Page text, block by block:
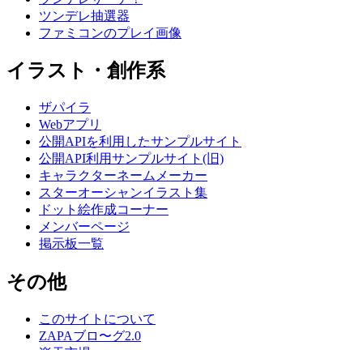
ツンデレ抽選器
ファミコンのプレイ画像
イラスト・創作系
ザパイラ
Webアプリ
公開APIを利用したサンプルサイト
公開API利用サンプルサイト(旧)
キャラクターネームメーカー
スターオーシャンイラスト集
ドット絵作成コーナー
メンバーページ
掲示板一覧
その他
このサイトについて
ZAPAブロ〜グ2.0